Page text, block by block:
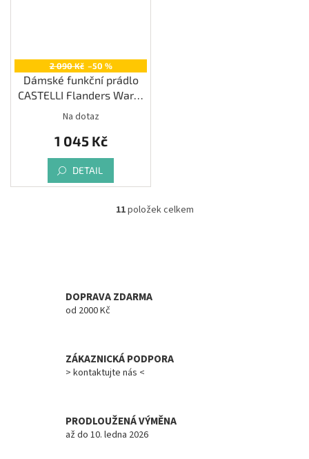
2 090 Kč –50 %
Dámské funkční prádlo
CASTELLI Flanders Warm
LS, black
Na dotaz
1 045 Kč
DETAIL
O
k
p
i
11položek celkem
DOPRAVA ZDARMA
od 2000 Kč
ZÁKAZNICKÁ PODPORA
> kontaktujte nás <
PRODLOUŽENÁ VÝMĚNA
až do 10. ledna 2026